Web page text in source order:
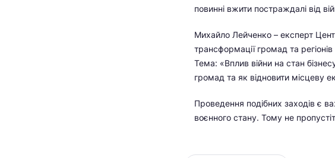
повинні вжити постраждалі від
Михайло Лейченко – експерт
трансформації громад та регіонів
Тема: «Вплив війни на стан
громад та як відновити місцеву
Проведення подібних заходів є
воєнного стану. Тому не